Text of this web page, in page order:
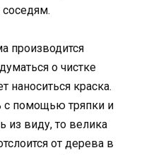
производится
о чистке
наноситься краска.
с помощью тряпки и
из виду, то велика
от дерева в